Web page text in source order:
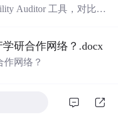
试、可复现合成示
依赖，不包含热点产品
论文、生产日志或其
Auditor 工具，对比两
报告、1080×720
说明、功能清单、MIT
研合作网络？.docx
网络？